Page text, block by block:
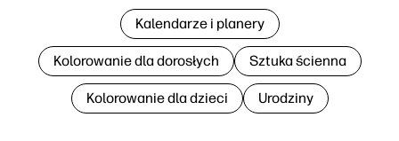
Kalendarze i planery
Kolorowanie dla dorosłych Sztuka ścienna
Kolorowanie dla dzieci Urodziny